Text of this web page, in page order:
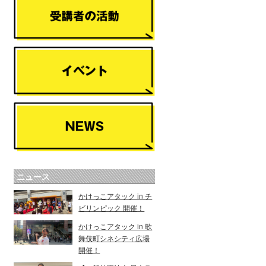
ニュース
かけっこアタック in チ
ビリンピック 開催！
かけっこアタック in 歌
舞伎町シネシティ広場
開催！